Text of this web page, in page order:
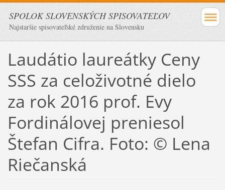
SPOLOK SLOVENSKÝCH SPISOVATEĽOV
Najstaršie spisovateľské združenie na Slovensku
Laudátio laureátky Ceny
SSS za celoživotné dielo
za rok 2016 prof. Evy
Fordinálovej preniesol
Štefan Cifra. Foto: © Lena
Riečanská